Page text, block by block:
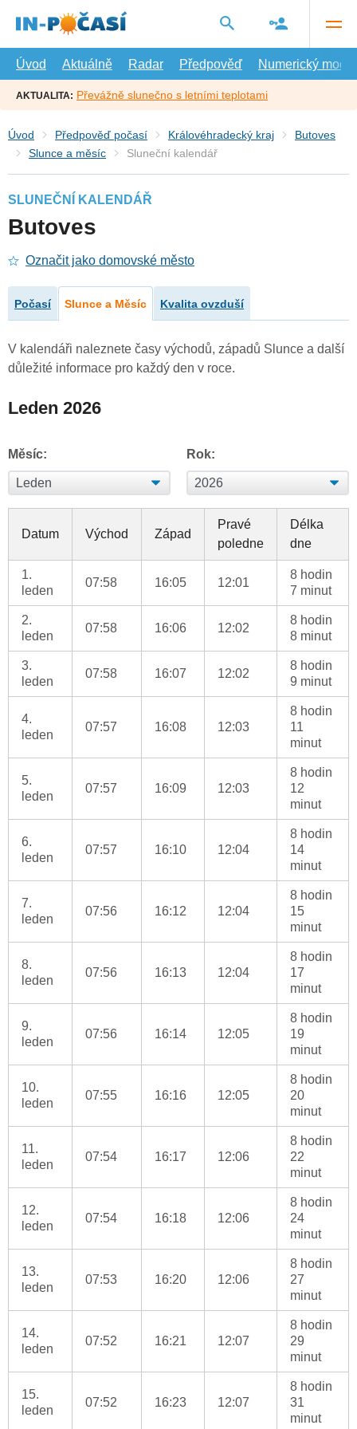
hlavní
Úvod
Aktuálně Radar Předpověď Numerický model
AKTUALITA: Převážně slunečno s letními teplotami
Úvod Předpověď počasí Královéhradecký kraj
Butoves
Slunce a měsíc
Sluneční kalendář
SLUNEČNÍ KALENDÁŘ
Butoves
Označit jako domovské město
Počasí Slunce a Měsíc Kvalita ovzduší
V kalendáři naleznete časy východů, západů Slunce a další
důležité informace pro každý den v roce.
Leden 2026
Měsíc: Rok:
Datum Východ Západ
Pravé
poledne
Délka
dne
1.
leden
07:58 16:05 12:01
8 hodin
7 minut
2.
leden
07:58 16:06 12:02
8 hodin
8 minut
3.
leden
07:58 16:07 12:02
8 hodin
9 minut
4.
leden
07:57 16:08 12:03
8 hodin
11
minut
5.
leden
07:57 16:09 12:03
8 hodin
12
minut
6.
leden
07:57 16:10 12:04
8 hodin
14
minut
7.
leden
07:56 16:12 12:04
8 hodin
15
minut
8.
leden
07:56 16:13 12:04
8 hodin
17
minut
9.
leden
07:56 16:14 12:05
8 hodin
19
minut
10.
leden
07:55 16:16 12:05
8 hodin
20
minut
11.
leden
07:54 16:17 12:06
8 hodin
22
minut
12.
leden
07:54 16:18 12:06
8 hodin
24
minut
13.
leden
07:53 16:20 12:06
8 hodin
27
minut
14.
leden
07:52 16:21 12:07
8 hodin
29
minut
15.
leden
07:52 16:23 12:07
8 hodin
31
minut